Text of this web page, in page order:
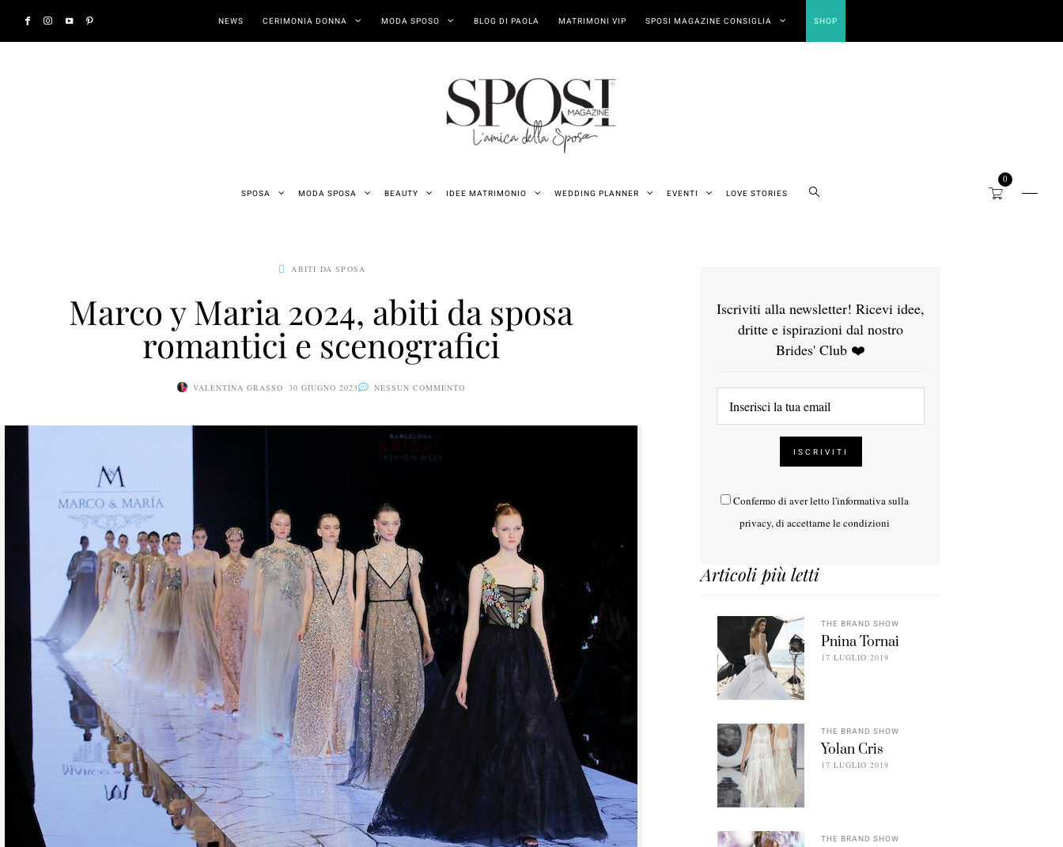
NEWS CERIMONIA DONNA MODA SPOSO BLOG DI PAOLA MATRIMONI VIP SPOSI MAGAZINE CONSIGLIA SHOP
SPOSA MODA SPOSA BEAUTY IDEE MATRIMONIO WEDDING PLANNER EVENTI LOVE STORIES
0
ABITI DA SPOSA
Marco y Maria 2024, abiti da sposa
romantici e scenografici
VALENTINA GRASSO 30 GIUGNO 2023 NESSUN COMMENTO
Iscriviti alla newsletter! Ricevi idee,
dritte e ispirazioni dal nostro
Brides' Club ❤️
Confermo di aver letto l'informativa sulla
privacy, di accettarne le condizioni
Articoli più letti
THE BRAND SHOW
Pnina Tornai
17 LUGLIO 2019
THE BRAND SHOW
Yolan Cris
17 LUGLIO 2019
THE BRAND SHOW